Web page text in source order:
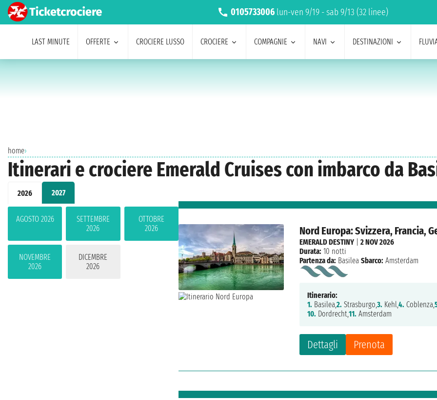
0105733006 lun-ven 9/19 - sab 9/13 (32 linee)
LAST MINUTE OFFERTE CROCIERE LUSSO CROCIERE COMPAGNIE NAVI DESTINAZIONI
home›
Itinerari e crociere Emerald Cruises con imbarco da
2026 2027
AGOSTO 2026
SETTEMBRE
2026
OTTOBRE
2026
NOVEMBRE
2026
DICEMBRE
2026
Nord Europa: Svizzera, Francia,
Dettagli Prenota
EMERALD DESTINY |2 NOV 2026
Durata: 10 notti
Partenza da: Basilea Sbarco: Amsterdam
Itinerario:
1. Basilea,2. Strasburgo,3. Kehl,4. Coblenza,
10. Dordrecht,11. Amsterdam